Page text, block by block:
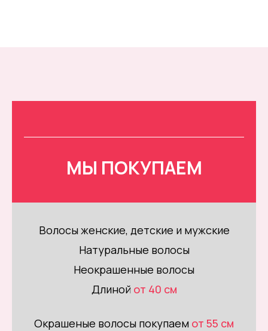
МЫ ПОКУПАЕМ
Волосы женские, детские и мужские
Натуральные волосы
Неокрашенные волосы
Длиной от 40 см
Окрашеные волосы покупаем от 55 см